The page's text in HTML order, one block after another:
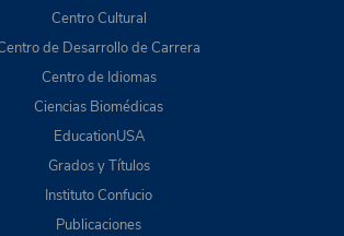
Centro Cultural
de Desarrollo de Carrera
Centro de Idiomas
Ciencias Biomédicas
EducationUSA
Grados y Títulos
Instituto Confucio
Publicaciones